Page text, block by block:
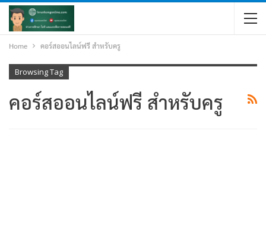
Home คอร์สออนไลน์ฟรี สำหรับครู
Browsing Tag
คอร์สออนไลน์ฟรี สำหรับครู